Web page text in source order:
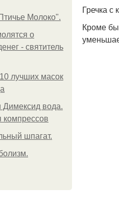
Молоко".
о
- святитель
лучших масок
Димексид вода.
компрессов
шпагат.
Гречка с
Кроме